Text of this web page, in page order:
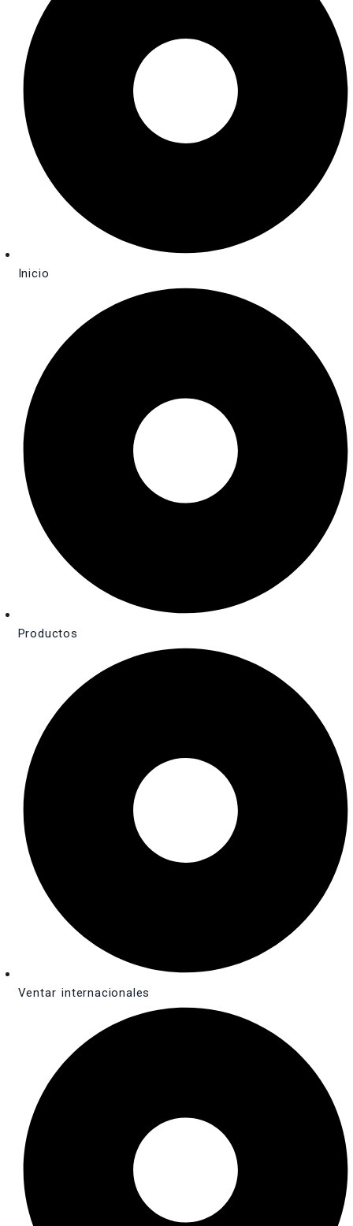
Inicio
Productos
Ventar internacionales